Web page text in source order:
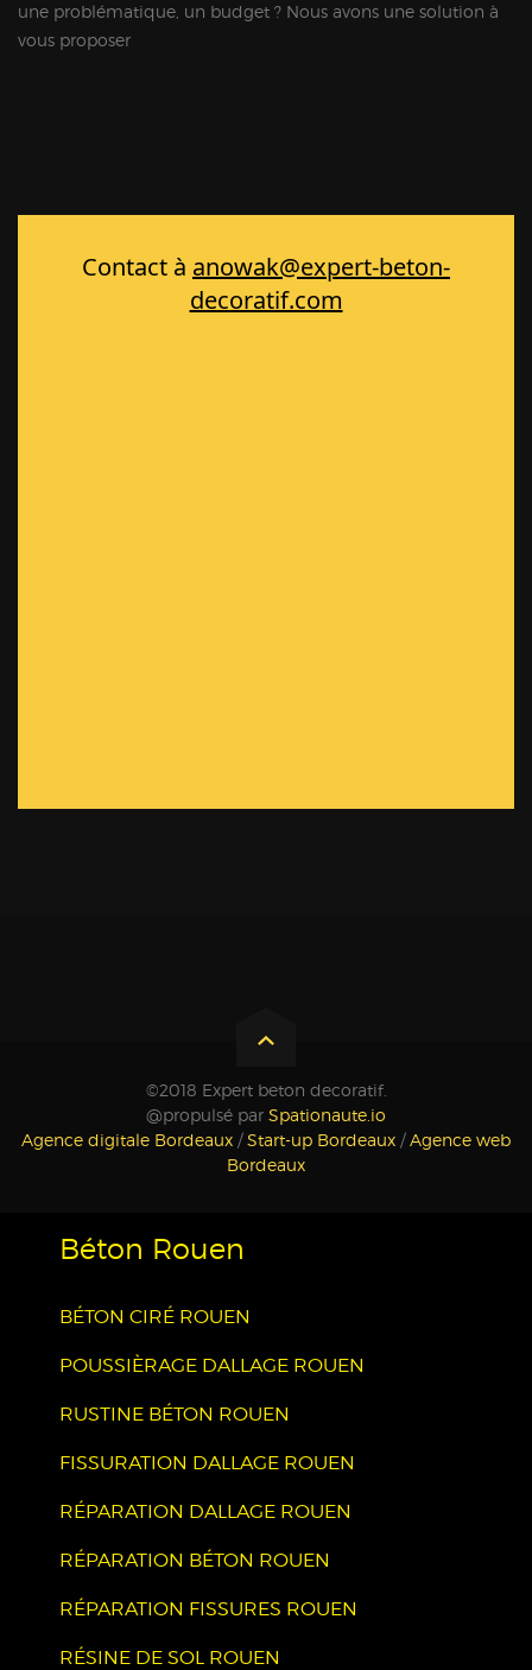
une problématique, un budget ? Nous avons une solution à
vous proposer
©2018 Expert beton decoratif.
@propulsé par Spationaute.io
Agence digitale Bordeaux /Start-up Bordeaux /Agence web
Bordeaux
Béton Rouen
BÉTON CIRÉ ROUEN
POUSSIÈRAGE DALLAGE ROUEN
RUSTINE BÉTON ROUEN
FISSURATION DALLAGE ROUEN
RÉPARATION DALLAGE ROUEN
RÉPARATION BÉTON ROUEN
RÉPARATION FISSURES ROUEN
RÉSINE DE SOL ROUEN